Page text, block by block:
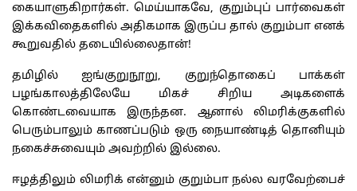
கையாளுகிறார்கள். மெய்யாகவே, குறும்புப் பார்வைகள்
இக்கவிதைகளில் அதிகமாக இருப்ப தால் குறும்பா எனக்
கூறுவதில் தடையில்லைதான்!
தமிழில் ஐங்குறுநூறு, குறுந்தொகைப் பாக்கள்
பழங்காலத்திலேயே மிகச் சிறிய அடிகளைக்
கொண்டவையாக இருந்தன. ஆனால் லிமரிக்குகளில்
பெரும்பாலும் காணப்படும் ஒரு நையாண்டித் தொனியும்
நகைச்சுவையும் அவற்றில் இல்லை.
ஈழத்திலும் லிமரிக் என்னும் குறும்பா நல்ல வரவேற்பைச்